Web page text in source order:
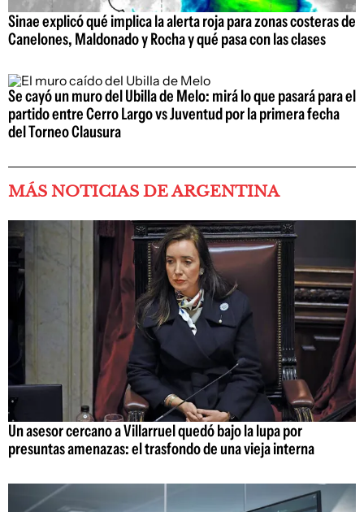
Sinae explicó qué implica la alerta roja para zonas costeras de
Canelones, Maldonado y Rocha y qué pasa con las clases
Se cayó un muro del Ubilla de Melo: mirá lo que pasará para el
partido entre Cerro Largo vs Juventud por la primera fecha
del Torneo Clausura
MÁS NOTICIAS DE ARGENTINA
Un asesor cercano a Villarruel quedó bajo la lupa por
presuntas amenazas: el trasfondo de una vieja interna